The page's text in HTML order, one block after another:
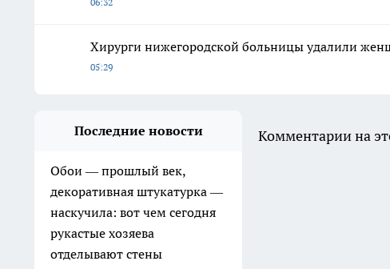
Хирурги нижегородской больницы удалили
05:29
Последние новости
Обои — прошлый век,
декоративная штукатурка —
наскучила: вот чем сегодня
рукастые хозяева
отделывают стены
Комментарии на